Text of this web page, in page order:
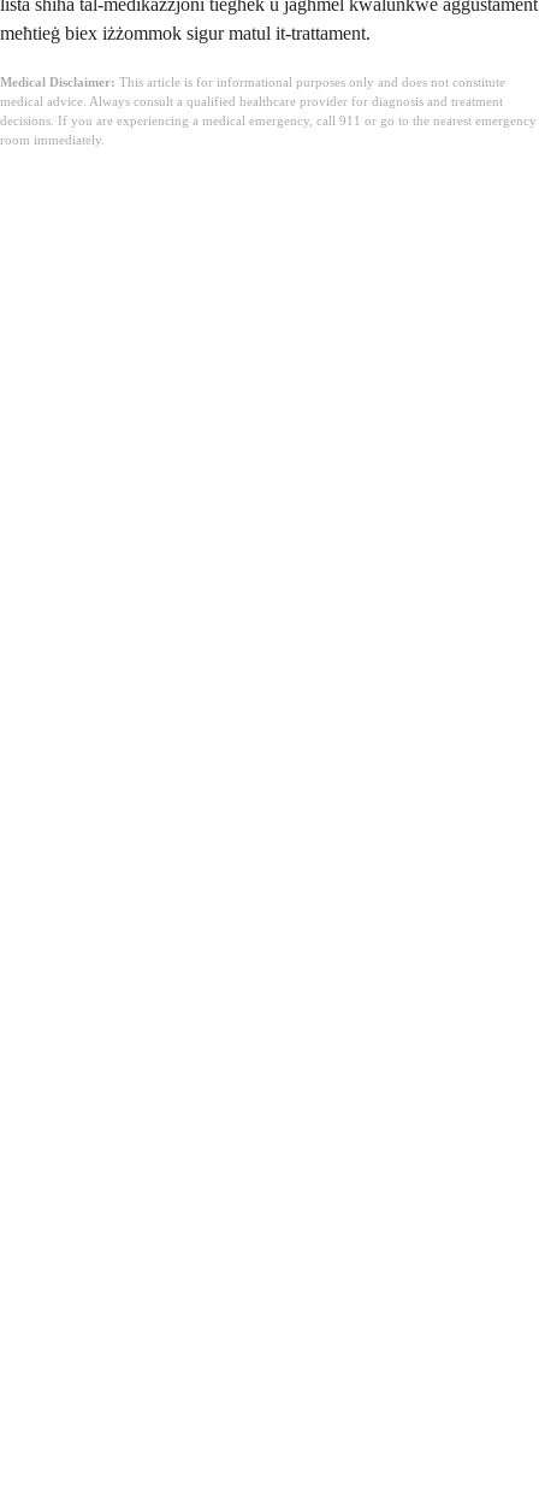
lista sħiħa tal-medikazzjoni tiegħek u jagħmel kwalunkwe aġġustament
meħtieġ biex iżżommok sigur matul it-trattament.
Medical Disclaimer: This article is for informational purposes only and does not constitute
medical advice. Always consult a qualified healthcare provider for diagnosis and treatment
decisions. If you are experiencing a medical emergency, call 911 or go to the nearest emergency
room immediately.